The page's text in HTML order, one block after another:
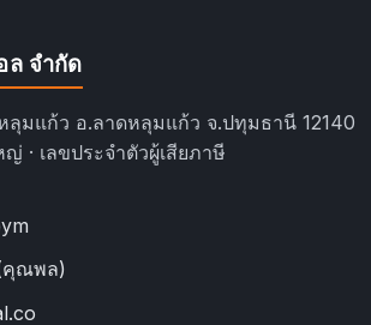
ล จำกัด
ลุมแก้ว อ.ลาดหลุมแก้ว จ.ปทุมธานี 12140
· เลขประจำตัวผู้เสียภาษี
คุณพล)